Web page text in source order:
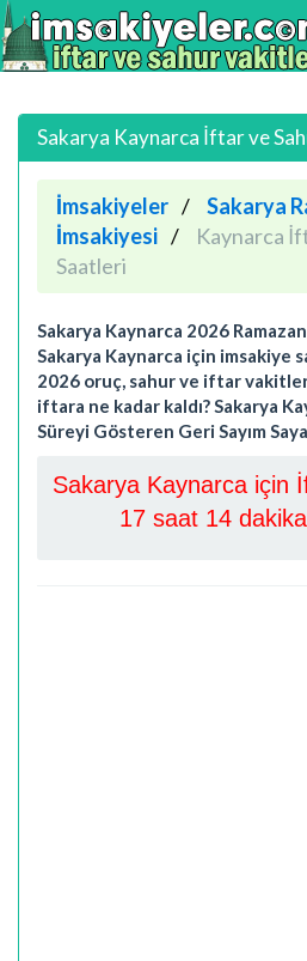
Sakarya Kaynarca İftar ve
İmsakiyeler
Sakarya
İmsakiyesi
Kaynarca
Saatleri
Sakarya Kaynarca 2026
Sakarya Kaynarca için imsakiye
2026 oruç, sahur ve iftar
iftara ne kadar kaldı? Sakarya
Süreyi Gösteren Geri Sayım
Sakarya Kaynarca için
17 saat 14